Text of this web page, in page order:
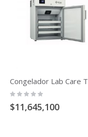
Rating:
0%
$11,645,100